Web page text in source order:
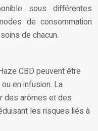
sous différentes
de consommation
de chacun.
CBD peuvent être
en infusion. La
des arômes et des
les risques liés à